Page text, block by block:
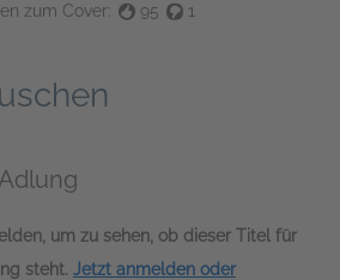
zum Cover: 95 1
um zu sehen, ob dieser Titel für
steht. Jetzt anmelden oder